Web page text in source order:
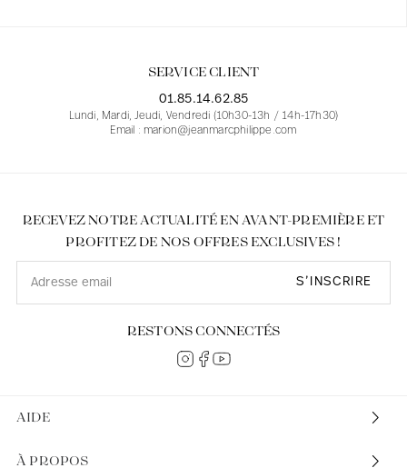
SERVICE CLIENT
01.85.14.62.85
Lundi, Mardi, Jeudi, Vendredi (10h30-13h / 14h-17h30)
Email : marion@jeanmarcphilippe.com
AIDE
À PROPOS
RECEVEZ NOTRE ACTUALITÉ EN AVANT-PREMIÈRE ET
PROFITEZ DE NOS OFFRES EXCLUSIVES !
S’INSCRIRE
RESTONS CONNECTÉS